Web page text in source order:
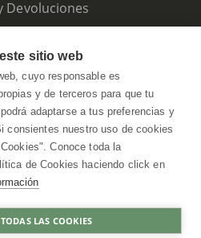
Devoluciones
All Rights Reserved
sitio web
cuyo responsable es
y de terceros para que tu
adaptarse a tus preferencias y
consientes nuestro uso de cookies
Conoce toda la
de Cookies haciendo click en
LAS COOKIES